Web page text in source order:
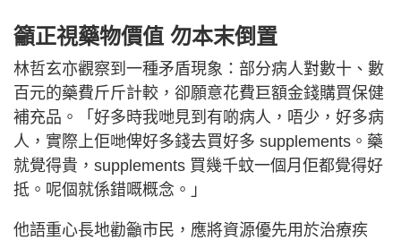
籲正視藥物價值 勿本末倒置
林哲玄亦觀察到一種矛盾現象：部分病人對數十、數
百元的藥費斤斤計較，卻願意花費巨額金錢購買保健
補充品。「好多時我哋見到有啲病人，唔少，好多病
人，實際上佢哋俾好多錢去買好多 supplements。藥
就覺得貴，supplements 買幾千蚊一個月佢都覺得好
抵。呢個就係錯嘅概念。」
他語重心長地勸籲市民，應將資源優先用於治療疾